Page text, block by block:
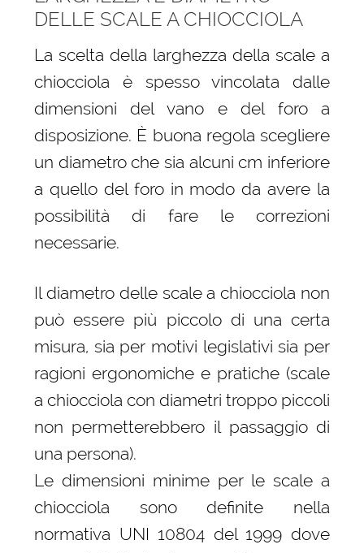
DELLE SCALE A CHIOCCIOLA
La scelta della larghezza della scale a
chiocciola è spesso vincolata dalle
dimensioni del vano e del foro a
disposizione. È buona regola scegliere
un diametro che sia alcuni cm inferiore
a quello del foro in modo da avere la
possibilità di fare le correzioni
necessarie.
Il diametro delle scale a chiocciola non
può essere più piccolo di una certa
misura, sia per motivi legislativi sia per
ragioni ergonomiche e pratiche (scale
a chiocciola con diametri troppo piccoli
non permetterebbero il passaggio di
una persona).
Le dimensioni minime per le scale a
chiocciola sono definite nella
normativa UNI 10804 del 1999 dove